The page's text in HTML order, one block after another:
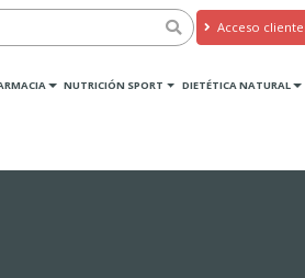
Acceso
NUTRICIÓN SPORT DIETÉTICA NATURAL